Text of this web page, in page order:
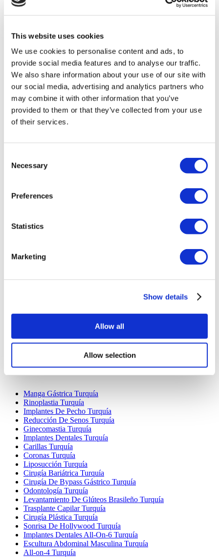
This website uses cookies
We use cookies to personalise content and ads, to
provide social media features and to analyse our traffic.
We also share information about your use of our site with
our social media, advertising and analytics partners who
may combine it with other information that you’ve
provided to them or that they’ve collected from your use
of their services.
Selection
Necessary
Preferences
Statistics
Marketing
Show details
Allow all
Allow selection
TÜRSAB – Las transacciones en flymedi.com son
viajes de Grupo A registrada en TÜRSAB (Certificado No:
Todos los tratamientos son realizados por una institución de
salud certificada en turismo de salud.
A Cerca de Nosotros
¿Cómo funciona?
Guía Preoperatoria
Autores & revisores
Flymedi Programa de Referidos
Políticas de Privacidad
Contáctenos
Thailand Clínicas
Tratamientos Populares en Turquia
Manga Gástrica Turquía
Rinoplastia Turquía
Implantes De Pecho Turquía
Reducción De Senos Turquía
Ginecomastia Turquía
Implantes Dentales Turquía
Carillas Turquía
Coronas Turquía
Liposucción Turquía
Cirugía Bariátrica Turquía
Cirugía De Bypass Gástrico Turquía
Odontología Turquía
Levantamiento De Glúteos Brasileño Turquía
Trasplante Capilar Turquía
Cirugía Plástica Turquía
Sonrisa De Hollywood Turquía
Implantes Dentales All-On-6 Turquía
Escultura Abdominal Masculina Turquía
All-on-4 Turquía